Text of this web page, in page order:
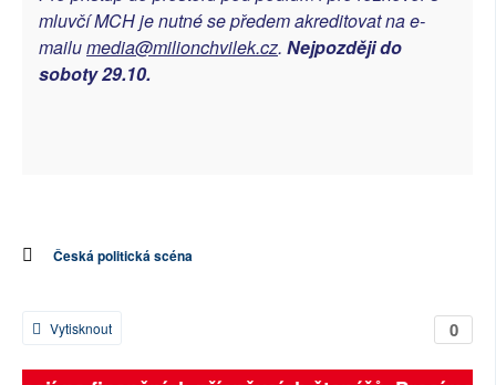
mluvčí MCH je nutné se předem akreditovat na e-
mailumedia@milionchvilek.cz. Nejpozději do
soboty 29.10.
Česká politická scéna
0
Vytisknout